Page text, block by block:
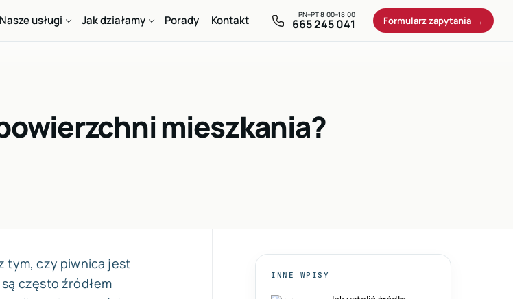
Nasze usługi Jak działamy Porady Kontakt 665 245 041 Formularz zapytania
mieszkania?
tym, czy piwnica jest
często źródłem
INNE WPISY